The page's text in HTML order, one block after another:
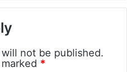
not be published.
*